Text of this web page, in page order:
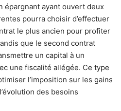
épargnant ayant ouvert deux
pourra choisir d’effectuer
le plus ancien pour profiter
que le second contrat
un capital à un
une fiscalité allégée. Ce type
l’imposition sur les gains
des besoins